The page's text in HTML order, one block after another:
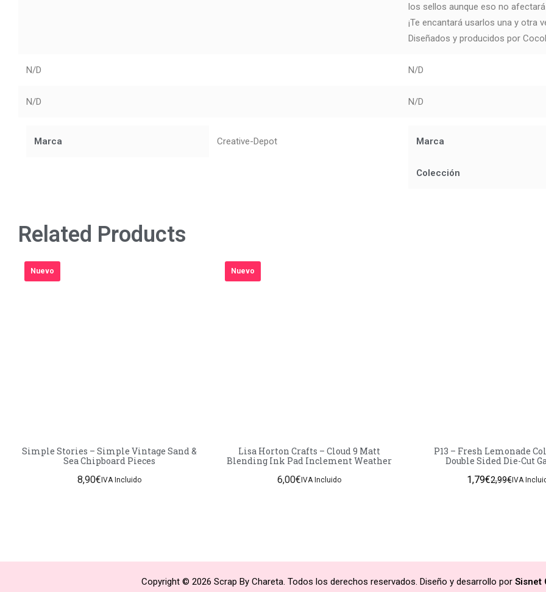
los sellos aunque eso no
¡Te encantará usarlos una y otra
Diseñados y producidos por
N/D N/D
N/D N/D
Marca Creative-Depot Marca
Colección
Related Products
Nuevo
Simple Stories – Simple Vintage Sand &
Sea Chipboard Pieces
8,90€IVA Incluido
Nuevo
Lisa Horton Crafts – Cloud 9 Matt
Blending Ink Pad Inclement Weather
6,00€IVA Incluido
P13 – Fresh Lemonade
Double Sided Die-Cut
2,99€
1,79€ IVA
Copyright © 2026 Scrap By Chareta. Todos los derechos reservados. Diseño y desarrollo por Sisnet